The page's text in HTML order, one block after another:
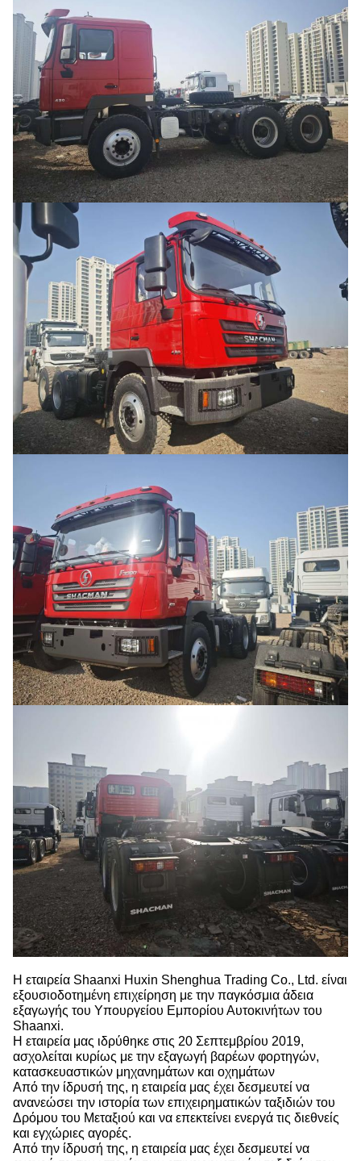
Η εταιρεία Shaanxi Huxin Shenghua Trading Co., Ltd. είναι
εξουσιοδοτημένη επιχείρηση με την παγκόσμια άδεια
εξαγωγής του Υπουργείου Εμπορίου Αυτοκινήτων του
Shaanxi.
Η εταιρεία μας ιδρύθηκε στις 20 Σεπτεμβρίου 2019,
ασχολείται κυρίως με την εξαγωγή βαρέων φορτηγών,
κατασκευαστικών μηχανημάτων και οχημάτων
Από την ίδρυσή της, η εταιρεία μας έχει δεσμευτεί να
ανανεώσει την ιστορία των επιχειρηματικών ταξιδιών του
Δρόμου του Μεταξιού και να επεκτείνει ενεργά τις διεθνείς
και εγχώριες αγορές.
Από την ίδρυσή της, η εταιρεία μας έχει δεσμευτεί να